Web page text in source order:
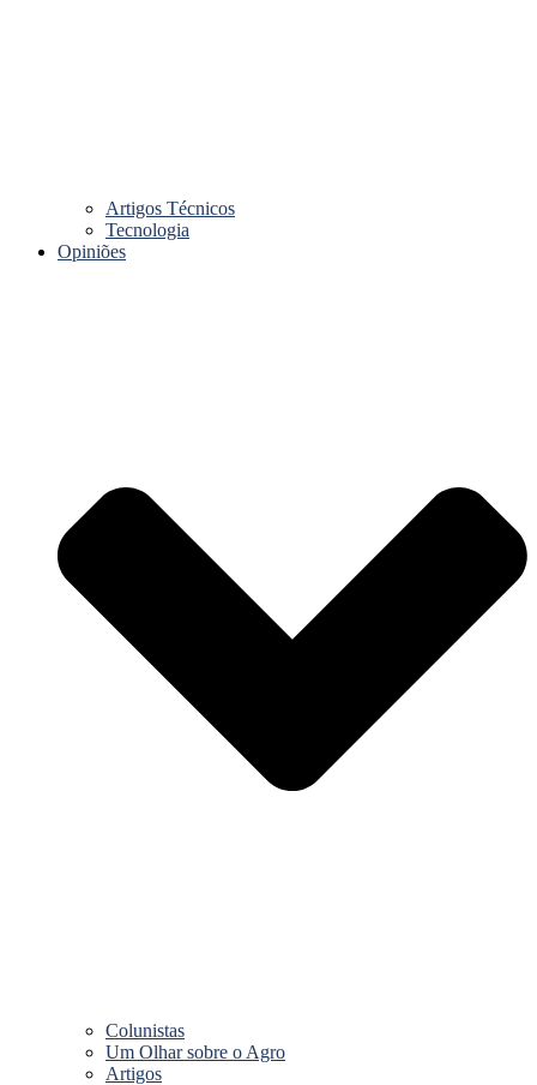
Artigos Técnicos
Tecnologia
Opiniões
Colunistas
Um Olhar sobre o Agro
Artigos